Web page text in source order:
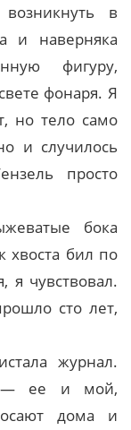
в
и наверняка
фигуру,
фонаря. Я
но тело само
и случилось
просто
бока
хвоста бил по
я чувствовал.
сто лет,
журнал.
— ее и мой,
дома и